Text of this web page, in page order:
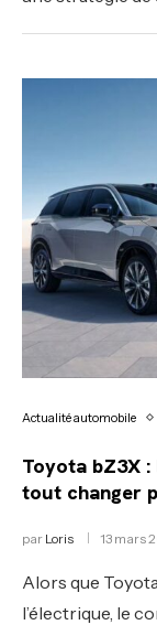
Actualité automobile
Toyota bZ3X
tout changer
par Loris 13 mars
Alors que
l’électrique, le